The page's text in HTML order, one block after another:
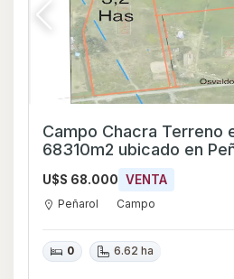
Campo Chacra Terreno
68310m2 ubicado en
U$S 68.000 VENTA
Peñarol Campo
0 6.62 ha